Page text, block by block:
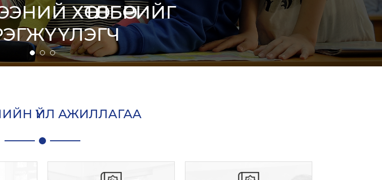
ХӨТӨЛБӨРИЙГ
ҮЙЛ АЖИЛЛАГАА